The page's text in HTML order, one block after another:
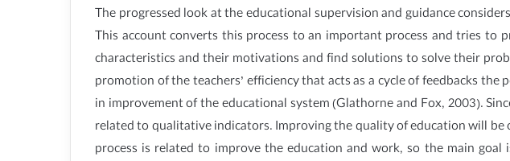
The progressed look at the educational supervision and guidance
This account converts this process to an important process and tries to
characteristics and their motivations and find solutions to solve their
promotion of the teachers’ efficiency that acts as a cycle of feedbacks
in improvement of the educational system (Glathorne and Fox, 2003).
related to qualitative indicators. Improving the quality of education will
process is related to improve the education and work, so the main